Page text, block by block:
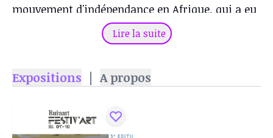
mouvement d'indépendance en Afrique, qui a eu
lieu il y a environ soixante ans et a ouvert la
voie à l'établissement des premières écoles des
expositions individuelles et collectives, des
L'excitation de cette nouvelle liberté, parfois
acquise à un grand prix, a suscité des
Lire la suite
Expositions | A propos